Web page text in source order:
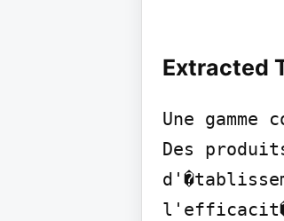
Extracted
Une gamme
Des